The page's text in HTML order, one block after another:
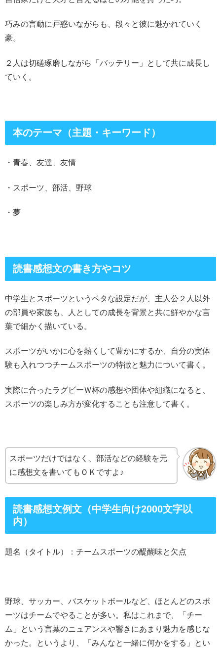
巧みの言動に戸惑いながらも、段々と彼に魅かれていく
豪。
２人は切磋琢磨しながら「バッテリー」として共に成長し
ていく。
本のテーマ（主題・キーワード）
・青春、友達、友情
・スポーツ、部活、野球
・夢
読書感想文の書き方やコツ
中学生とスポーツというベタな設定だが、主人公２人以外
の部員や家族も、人としての成長を背景と共に鮮やかな言
葉で細かく描いている。
スポーツがいかに心を熱くして豊かにするか、自分の実体
験も入れつつチームスポーツの特徴と魅力について書く。
実際に合ったラグビーＷ杯の感想や団体や組織になると、
スポーツの楽しみ方が変化することも注意して書く。
スポーツだけではなく、部活などの経験を元
に感想文を書いてもＯＫですよ♪
読書感想文例文（中学生向け2000文字以
内）
題名（タイトル）：チームスポーツの醍醐味と欠点
野球、サッカー、バスケットボールなど、ほとんどのスポ
ーツはチームでやることが多い。私はこれまで、「チー
ム」という言葉のニュアンスや響きにあまり魅力を感じな
かった。というより、「みんなと一緒に何かをする」とい